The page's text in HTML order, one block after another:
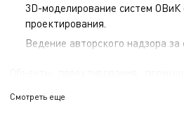
3D-моделирование систем
проектирования.
Ведение авторского надзора за
комплексы, чистые помещения,
Смотреть еще